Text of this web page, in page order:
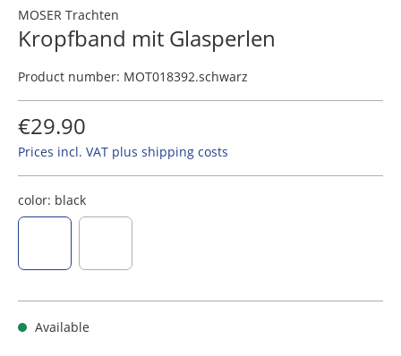
MOSER Trachten
Kropfband mit Glasperlen
Product number: MOT018392.schwarz
€29.90
Prices incl. VAT plus shipping costs
color: black
Available